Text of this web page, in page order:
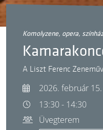
komolyzene, opera, színház
A Liszt Ferenc
2026. február
13:30 - 14:30
Üvegterem